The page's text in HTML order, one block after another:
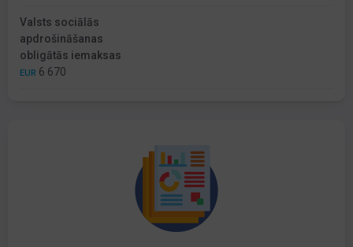
Valsts sociālās
apdrošināšanas
obligātās iemaksas
EUR 6 670